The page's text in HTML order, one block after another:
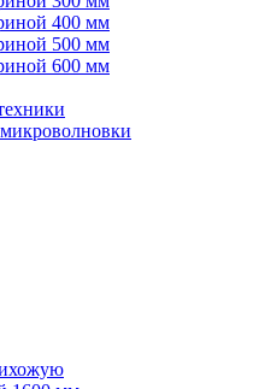
400 мм
500 мм
600 мм